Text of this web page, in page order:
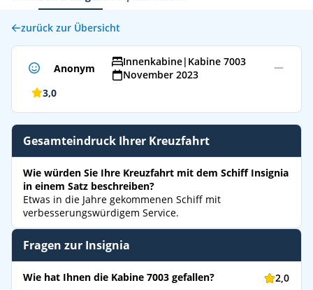
zurück zur Übersicht
Anonym Innenkabine| Kabine 7003
November 2023
3,0
Gesamteindruck Ihrer Kreuzfahrt
Wie würden Sie Ihre Kreuzfahrt mit dem Schiff Insignia
in einem Satz beschreiben?
Etwas in die Jahre gekommenen Schiff mit
verbesserungswürdigem Service.
Fragen zur Insignia
Wie hat Ihnen die Kabine 7003 gefallen? 2,0